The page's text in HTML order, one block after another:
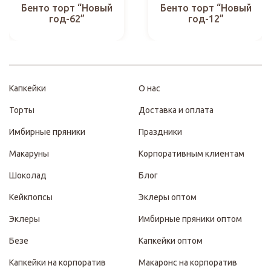
Бенто торт “Новый
год-62”
Бенто торт “Новый
год-12”
Капкейки
Торты
Имбирные пряники
Макаруны
Шоколад
Кейкпопсы
Эклеры
Безе
Капкейки на корпоратив
О нас
Доставка и оплата
Праздники
Корпоративным клиентам
Блог
Эклеры оптом
Имбирные пряники оптом
Капкейки оптом
Макаронс на корпоратив